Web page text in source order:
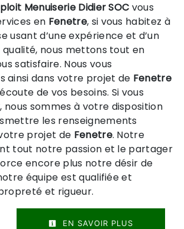
Menuiserie Didier SOC vous
en Fenetre, si vous habitez à
usant d’une expérience et d’un
nous mettons tout en
satisfaire. Nous vous
ainsi dans votre projet de Fenetre
de vos besoins. Si vous
, nous sommes à votre disposition
les renseignements
projet de Fenetre. Notre
tout notre passion et le partager
encore plus notre désir de
équipe est qualifiée et
et rigueur.
EN SAVOIR PLUS